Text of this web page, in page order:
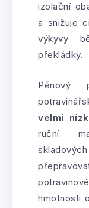
izolační
a snižuje
výkyvy
překládky.
Pěnový
velmi
ruční
hmotnosti